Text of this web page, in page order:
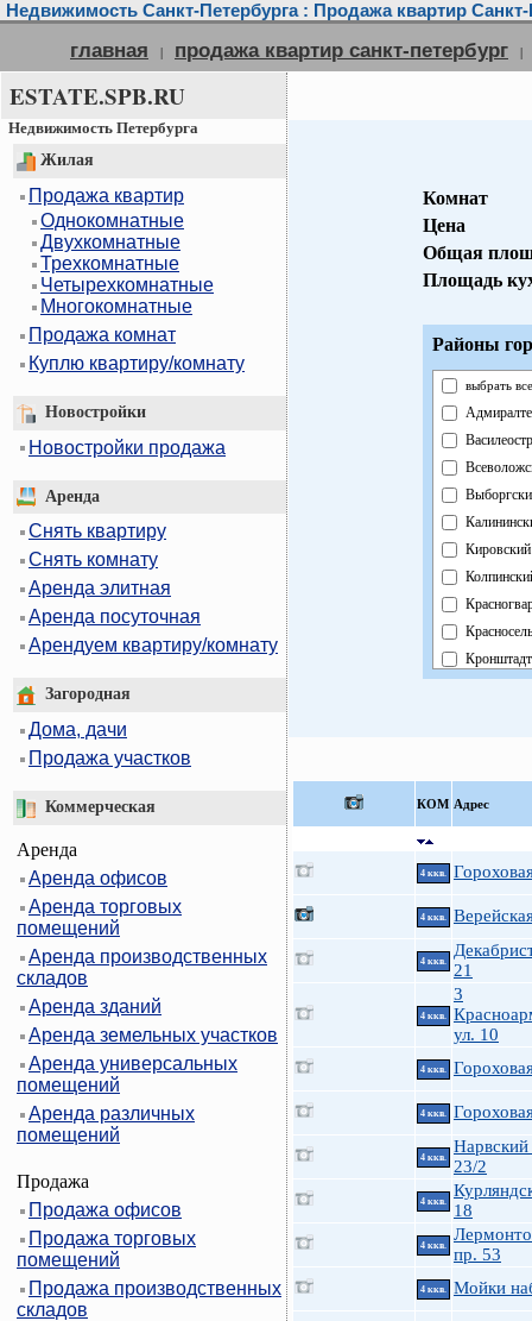
Недвижимость Санкт-Петербурга : Продажа квартир Санкт-
главная | продажа квартир санкт-петербург |
ESTATE.SPB.RU
Недвижимость Петербурга
Жилая
Продажа квартир
Однокомнатные
Двухкомнатные
Трехкомнатные
Четырехкомнатные
Многокомнатные
Продажа комнат
Куплю квартиру/комнату
Новостройки
Новостройки продажа
Аренда
Снять квартиру
Снять комнату
Аренда элитная
Аренда посуточная
Арендуем квартиру/комнату
Загородная
Дома, дачи
Продажа участков
Коммерческая
Аренда
Аренда офисов
Аренда торговых
помещений
Аренда производственных
складов
Аренда зданий
Аренда земельных участков
Аренда универсальных
помещений
Аренда различных
помещений
Продажа
Продажа офисов
Продажа торговых
помещений
Продажа производственных
складов
Комнат
Цена
Общая
Площадь
Районы
выбрать все
Кировский
КOМ Адрес
4 ккв.
4 ккв.
4 ккв.
21
4 ккв.
3
ул. 10
4 ккв.
4 ккв.
4 ккв.
23/2
4 ккв.
18
4 ккв.
пр. 53
4 ккв. Мойки